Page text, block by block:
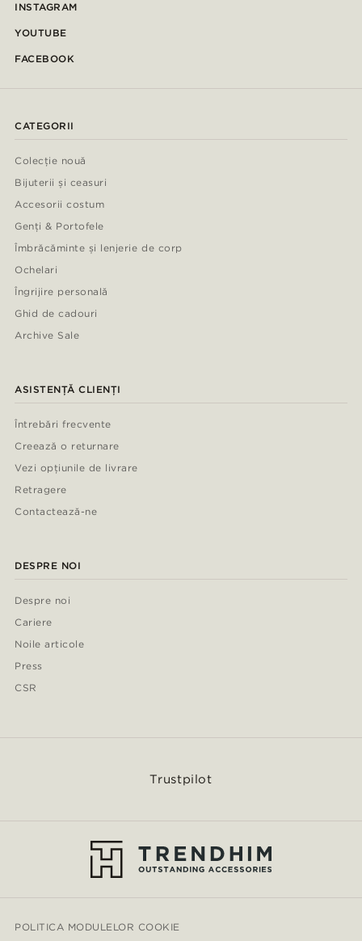
INSTAGRAM
YOUTUBE
FACEBOOK
CATEGORII
Colecție nouă
Bijuterii și ceasuri
Accesorii costum
Genți & Portofele
Îmbrăcăminte și lenjerie de corp
Ochelari
Îngrijire personală
Ghid de cadouri
Archive Sale
ASISTENȚĂ CLIENȚI
Întrebări frecvente
Creează o returnare
Vezi opțiunile de livrare
Retragere
Contactează-ne
DESPRE NOI
Despre noi
Cariere
Noile articole
Press
CSR
Trustpilot
POLITICA MODULELOR COOKIE